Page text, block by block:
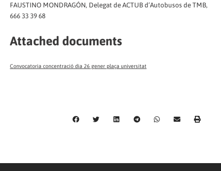
FAUSTINO MONDRAGÓN, Delegat de ACTUB d’Autobusos de TMB,
666 33 39 68
Attached documents
Convocatoria concentració dia 26 gener plaça universitat